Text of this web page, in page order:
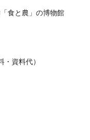
食と農」の博物館
資料代）